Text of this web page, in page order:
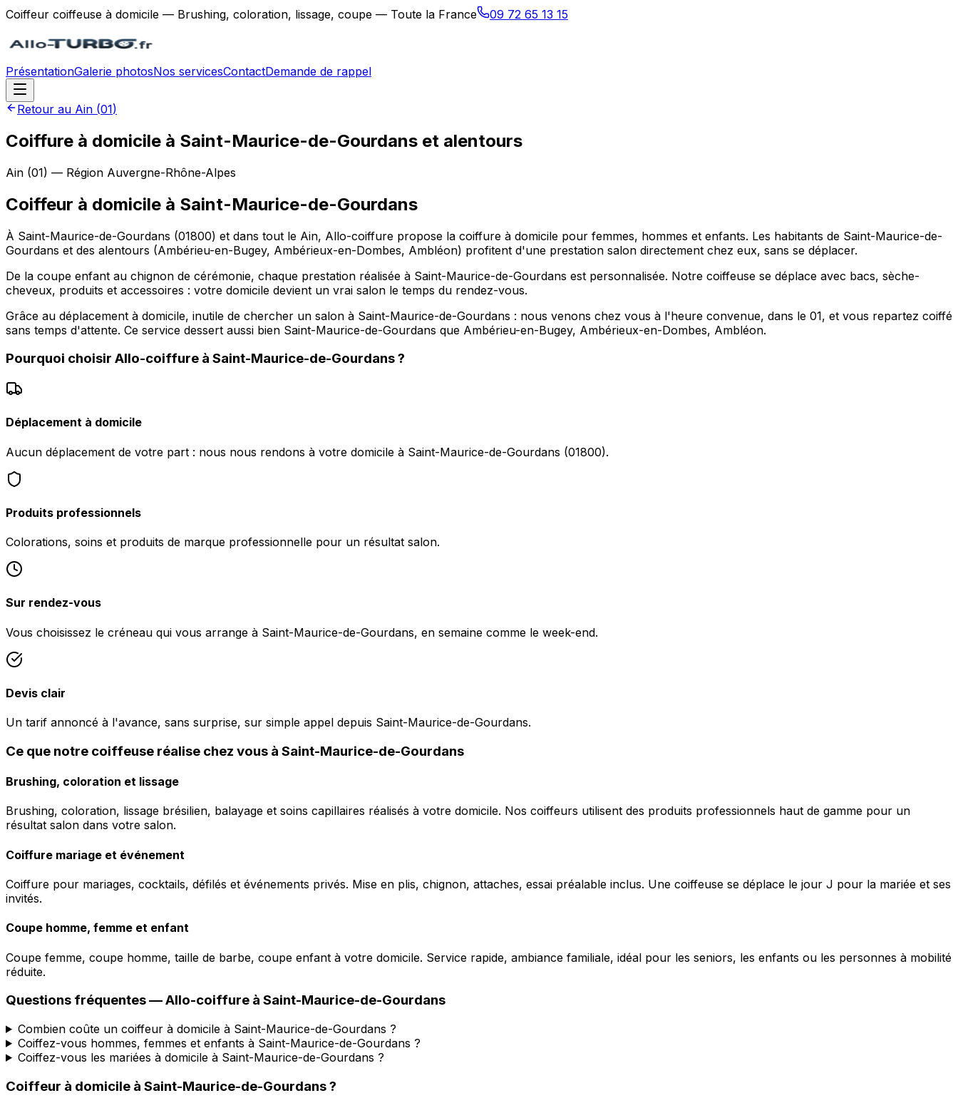
Coiffeur coiffeuse à domicile — Brushing, coloration, lissage, coupe — Toute la France 09 72 65 13 15
PrésentationGalerie photosNos servicesContactDemande de rappel
Retour au Ain (01)
Coiffure à domicile à Saint-Maurice-de-Gourdans et alentours
Ain (01) — Région Auvergne-Rhône-Alpes
Coiffeur à domicile à Saint-Maurice-de-Gourdans
À Saint-Maurice-de-Gourdans (01800) et dans tout le Ain, Allo-coiffure propose la coiffure à domicile pour femmes, hommes et enfants. Les habitants de Saint-Maurice-de-
Gourdans et des alentours (Ambérieu-en-Bugey, Ambérieux-en-Dombes, Ambléon) profitent d'une prestation salon directement chez eux, sans se déplacer.
De la coupe enfant au chignon de cérémonie, chaque prestation réalisée à Saint-Maurice-de-Gourdans est personnalisée. Notre coiffeuse se déplace avec bacs, sèche-
cheveux, produits et accessoires : votre domicile devient un vrai salon le temps du rendez-vous.
Grâce au déplacement à domicile, inutile de chercher un salon à Saint-Maurice-de-Gourdans : nous venons chez vous à l'heure convenue, dans le 01, et vous repartez coiffé
sans temps d'attente. Ce service dessert aussi bien Saint-Maurice-de-Gourdans que Ambérieu-en-Bugey, Ambérieux-en-Dombes, Ambléon.
Pourquoi choisir Allo-coiffure à Saint-Maurice-de-Gourdans?
Déplacement à domicile
Aucun déplacement de votre part : nous nous rendons à votre domicile à Saint-Maurice-de-Gourdans (01800).
Produits professionnels
Colorations, soins et produits de marque professionnelle pour un résultat salon.
Sur rendez-vous
Vous choisissez le créneau qui vous arrange à Saint-Maurice-de-Gourdans, en semaine comme le week-end.
Devis clair
Un tarif annoncé à l'avance, sans surprise, sur simple appel depuis Saint-Maurice-de-Gourdans.
Ce que notre coiffeuse réalise chez vous à Saint-Maurice-de-Gourdans
Brushing, coloration et lissage
Brushing, coloration, lissage brésilien, balayage et soins capillaires réalisés à votre domicile. Nos coiffeurs utilisent des produits professionnels haut de gamme pour un
résultat salon dans votre salon.
Coiffure mariage et événement
Coiffure pour mariages, cocktails, défilés et événements privés. Mise en plis, chignon, attaches, essai préalable inclus. Une coiffeuse se déplace le jour J pour la mariée et ses
invités.
Coupe homme, femme et enfant
Coupe femme, coupe homme, taille de barbe, coupe enfant à votre domicile. Service rapide, ambiance familiale, idéal pour les seniors, les enfants ou les personnes à mobilité
réduite.
Questions fréquentes —Allo-coiffure à Saint-Maurice-de-Gourdans
Combien coûte un coiffeur à domicile à Saint-Maurice-de-Gourdans ?
Coiffez-vous hommes, femmes et enfants à Saint-Maurice-de-Gourdans ?
Coiffez-vous les mariées à domicile à Saint-Maurice-de-Gourdans ?
Coiffeur à domicile à Saint-Maurice-de-Gourdans?